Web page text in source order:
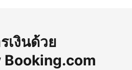
เงินด้วย
Booking.com